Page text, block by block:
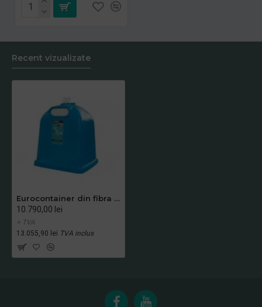
Recent vizualizate
Eurocontainer din fibra de sticla 2.1 m3 hartie ALBASTRU MEVATEC - Transport Inclus
10.790,00 lei
+ TVA
13.055,90 lei TVA inclus